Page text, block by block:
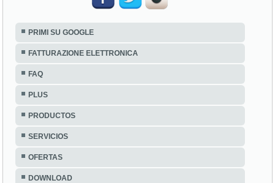
PRIMI SU GOOGLE
FATTURAZIONE ELETTRONICA
FAQ
PLUS
PRODUCTOS
SERVICIOS
OFERTAS
DOWNLOAD